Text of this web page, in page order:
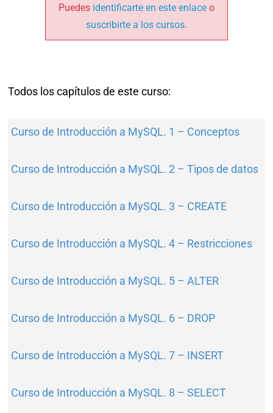
Puedes identificarte en este enlace o
suscribirte a los cursos.
Todos los capítulos de este curso:
Curso de Introducción a MySQL. 1 – Conceptos
Curso de Introducción a MySQL. 2 – Tipos de datos
Curso de Introducción a MySQL. 3 – CREATE
Curso de Introducción a MySQL. 4 – Restricciones
Curso de Introducción a MySQL. 5 – ALTER
Curso de Introducción a MySQL. 6 – DROP
Curso de Introducción a MySQL. 7 – INSERT
Curso de Introducción a MySQL. 8 – SELECT